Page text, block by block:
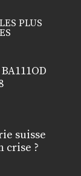
PLUS
suisse
crise ?